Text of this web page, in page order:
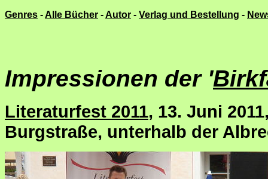
Genres -Alle Bücher -Autor - Verlag und Bestellung -
Impressionen der '
Literaturfest 2011, 13. Juni
Burgstraße, unterhalb der